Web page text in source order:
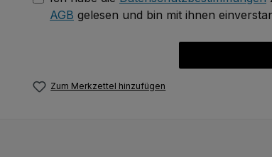
AGB gelesen und bin mit ihnen
Zum Merkzettel hinzufügen